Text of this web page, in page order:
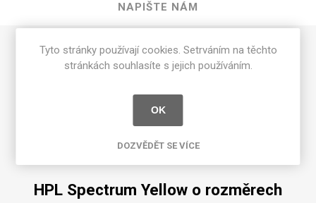
NAPIŠTE NÁM
HPL Spectrum Yellow o rozměrech
Dostupné tloušťky v [mm] a povrchové úpravy jsou
uvedeny v tabulce
Matte 58 [MAT]
0.7
HPL Spectrum Yellow o rozměrech
Tyto stránky používají cookies. Setrváním na těchto
stránkách souhlasíte s jejich používáním.
OK
DOZVĚDĚT SE VÍCE